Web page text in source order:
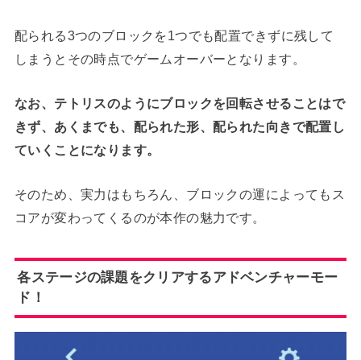
配られる3つのブロックを1つでも配置できずに残して
しまうとその時点でゲームオーバーとなります。
なお、テトリスのようにブロックを回転させることはで
きず、あくまでも、配られた形、配られた向きで配置し
ていくことになります。
そのため、実力はもちろん、ブロックの運によってもス
コアが変わってくるのが本作の魅力です。
各ステージの課題をクリアするアドベンチャーモー
ド！